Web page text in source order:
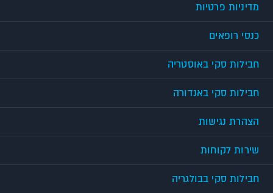
מדיניות פרטיות
כנסי רופאים
חבילות סקי באוסטריה
חבילות סקי באנדורה
הצהרת נגישות
שירות לקוחות
חבילות סקי בבולגריה